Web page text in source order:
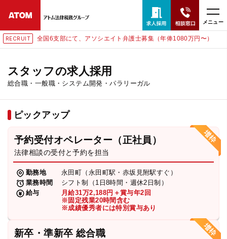
メニュー
全国6支部にて、アソシエイト弁護士募集（年俸1080万円〜） RECRUIT
スタッフの求人採用
総合職・一般職・システム開発・パラリーガル
ピックアップ
予約受付オペレーター（正社員）
法律相談の受付と予約を担当
勤務地
永田町（永田町駅・赤坂見附駅すぐ）
業務時間
シフト制（1日8時間・週休2日制）
給与
月給31万2,188円＋賞与年2回
※固定残業20時間含む
※成績優秀者には特別賞与あり
新卒・準新卒 総合職
24時間365日全国対応
無料相談窓口はこちら
ホーム
取扱分野
解決実績